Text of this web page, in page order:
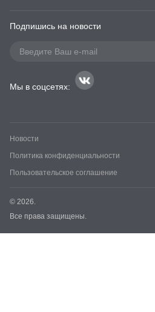
Подпишись на новости
Мы в соцсетях:
Новости
Политика конфиденциальности
Пользовательское соглашение
© 2026.
Все права защищены.